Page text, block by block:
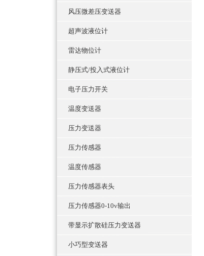
风压微差压变送器
超声波液位计
雷达物位计
静压式/投入式液位计
电子压力开关
温度变送器
压力变送器
压力传感器
温度传感器
压力传感器表头
压力传感器0-10v输出
带显示扩散硅压力变送器
小巧型变送器